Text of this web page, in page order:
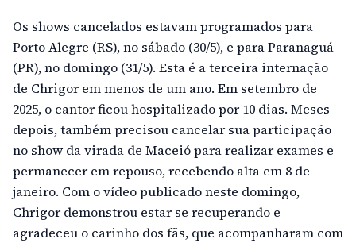
Os shows cancelados estavam programados para
Porto Alegre (RS), no sábado (30/5), e para Paranaguá
(PR), no domingo (31/5). Esta é a terceira internação
de Chrigor em menos de um ano. Em setembro de
2025, o cantor ficou hospitalizado por 10 dias. Meses
depois, também precisou cancelar sua participação
no show da virada de Maceió para realizar exames e
permanecer em repouso, recebendo alta em 8 de
janeiro. Com o vídeo publicado neste domingo,
Chrigor demonstrou estar se recuperando e
agradeceu o carinho dos fãs, que acompanharam com